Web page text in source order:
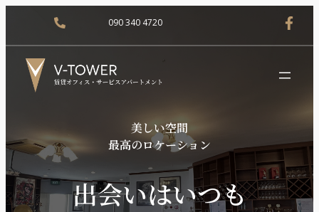
090 340 4720
美しい空間
最高のロケーション
出会いはいつも